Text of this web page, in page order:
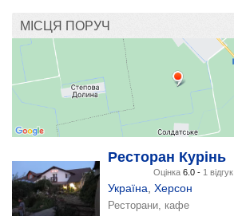
МІСЦЯ ПОРУЧ
Ресторан Курінь
Оцінка 6.0 - 1 відгук
Україна Херсон
Ресторани, кафе